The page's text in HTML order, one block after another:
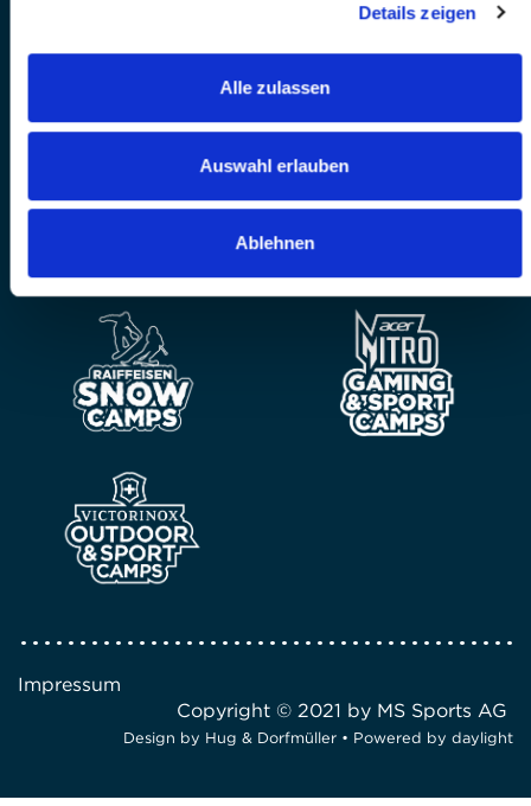
Details zeigen
Alle zulassen
Auswahl erlauben
Ablehnen
Impressum
Copyright © 2021 by MS Sports AG
Design by Hug & Dorfmüller • Powered by daylight